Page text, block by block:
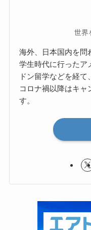
世界
海外、日本国内を問
学生時代に行ったア
ドン留学などを経て
コロナ禍以降はキャ
す。